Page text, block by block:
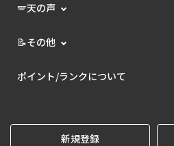
🪽天の声
📝その他
ポイント/ランクについて
新規登録